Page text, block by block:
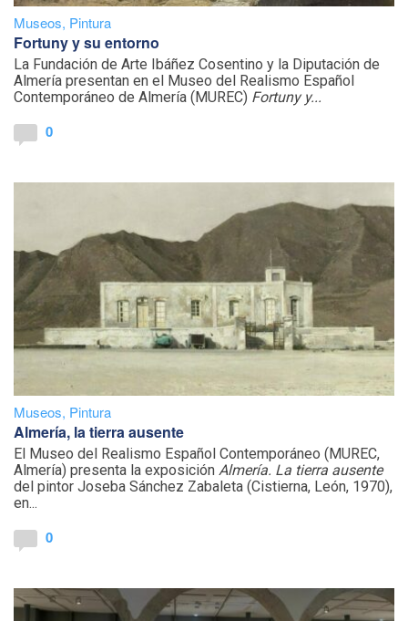
Museos, Pintura
Fortuny y su entorno
La Fundación de Arte Ibáñez Cosentino y la Diputación de
Almería presentan en el Museo del Realismo Español
Contemporáneo de Almería (MUREC) Fortuny y...
0
Museos, Pintura
Almería, la tierra ausente
El Museo del Realismo Español Contemporáneo (MUREC,
Almería) presenta la exposición Almería. La tierra ausente
del pintor Joseba Sánchez Zabaleta (Cistierna, León, 1970),
en...
0